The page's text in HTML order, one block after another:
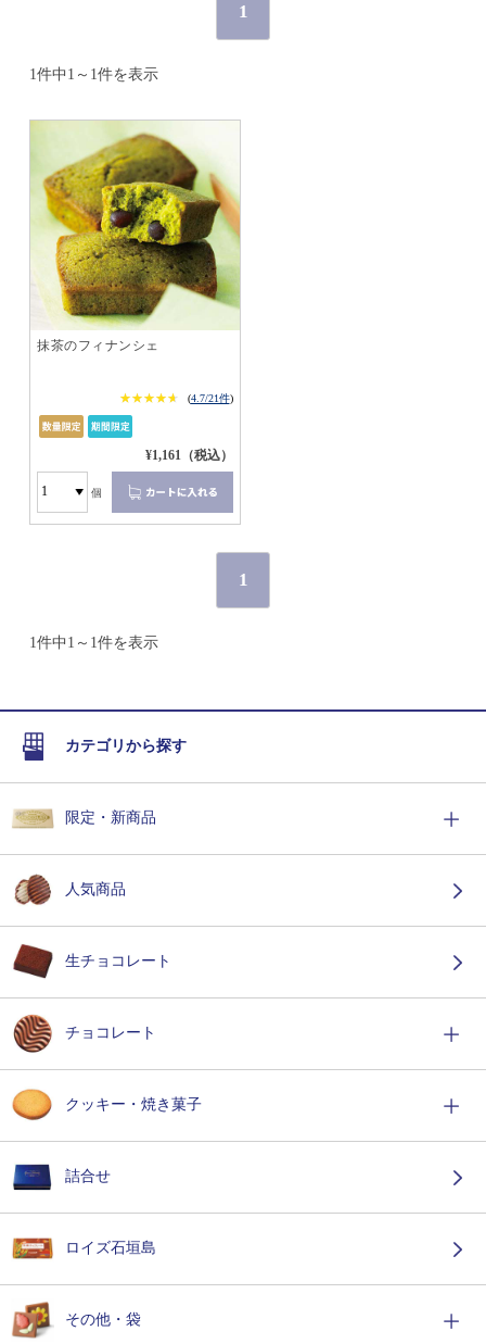
1
1件中1～1件を表示
抹茶のフィナンシェ
★★★★★
★★★★★ (4.7/21件)
¥1,161（税込）
個
1
1件中1～1件を表示
カテゴリから探す
限定・新商品
人気商品
生チョコレート
チョコレート
クッキー・焼き菓子
詰合せ
ロイズ石垣島
その他・袋